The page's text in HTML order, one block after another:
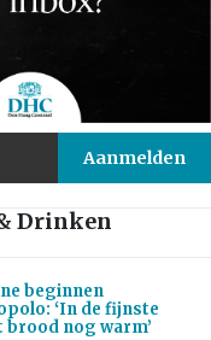
Drinken
beginnen
‘In de fijnste
brood nog warm’